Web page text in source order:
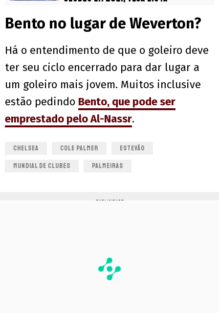
Bento no lugar de Weverton?
Há o entendimento de que o goleiro deve
ter seu ciclo encerrado para dar lugar a
um goleiro mais jovem. Muitos inclusive
estão pedindo Bento, que pode ser
emprestado pelo Al-Nassr.
CHELSEA COLE PALMER ESTEVÃO
MUNDIAL DE CLUBES PALMEIRAS
PUBLICIDADE